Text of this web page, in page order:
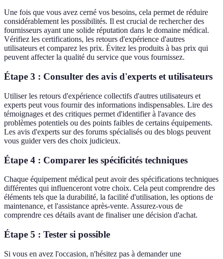
Une fois que vous avez cerné vos besoins, cela permet de réduire
considérablement les possibilités. Il est crucial de rechercher des
fournisseurs ayant une solide réputation dans le domaine médical.
Vérifiez les certifications, les retours d'expérience d'autres
utilisateurs et comparez les prix. Évitez les produits à bas prix qui
peuvent affecter la qualité du service que vous fournissez.
Étape 3 : Consulter des avis d'experts et utilisateurs
Utiliser les retours d'expérience collectifs d'autres utilisateurs et
experts peut vous fournir des informations indispensables. Lire des
témoignages et des critiques permet d'identifier à l'avance des
problèmes potentiels ou des points faibles de certains équipements.
Les avis d'experts sur des forums spécialisés ou des blogs peuvent
vous guider vers des choix judicieux.
Étape 4 : Comparer les spécificités techniques
Chaque équipement médical peut avoir des spécifications techniques
différentes qui influenceront votre choix. Cela peut comprendre des
éléments tels que la durabilité, la facilité d'utilisation, les options de
maintenance, et l'assistance après-vente. Assurez-vous de
comprendre ces détails avant de finaliser une décision d'achat.
Étape 5 : Tester si possible
Si vous en avez l'occasion, n'hésitez pas à demander une